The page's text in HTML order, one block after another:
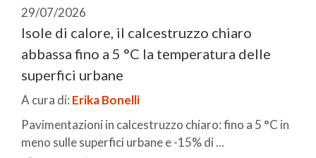
29/07/2026
Isole di calore, il calcestruzzo chiaro
abbassa fino a 5 °C la temperatura delle
superfici urbane
A cura di: Erika Bonelli
Pavimentazioni in calcestruzzo chiaro: fino a 5 °C in
meno sulle superfici urbane e -15% di ...